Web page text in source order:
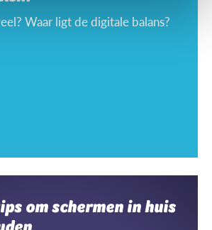
Waar ligt de digitale balans?
om schermen in huis